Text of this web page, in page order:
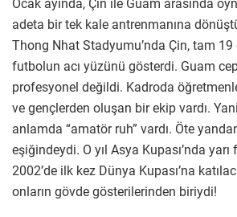
Ocak ayında, Çin ile Guam arasında
adeta bir tek kale antrenmanına
Thong Nhat Stadyumu’nda Çin, tam 19
futbolun acı yüzünü gösterdi. Guam
profesyonel değildi. Kadroda
ve gençlerden oluşan bir ekip vardı.
anlamda “amatör ruh” vardı. Öte
eşiğindeydi. O yıl Asya Kupası’nda yarı
2002’de ilk kez Dünya Kupası’na
onların gövde gösterilerinden biriydi!